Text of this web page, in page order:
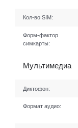
Кол-во SIM:
Форм-фактор
симкарты:
Мультимедиа
Диктофон:
Формат аудио: